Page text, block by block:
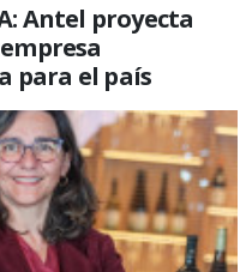
Antel proyecta
para el país